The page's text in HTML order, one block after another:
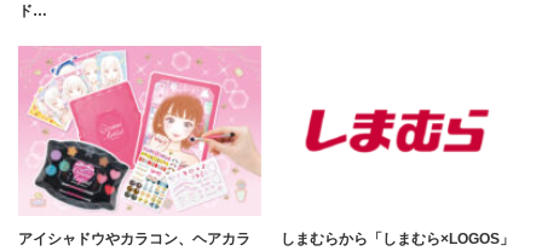
ド…
アイシャドウやカラコン、ヘアカラ
しまむらから「しまむら×LOGOS」